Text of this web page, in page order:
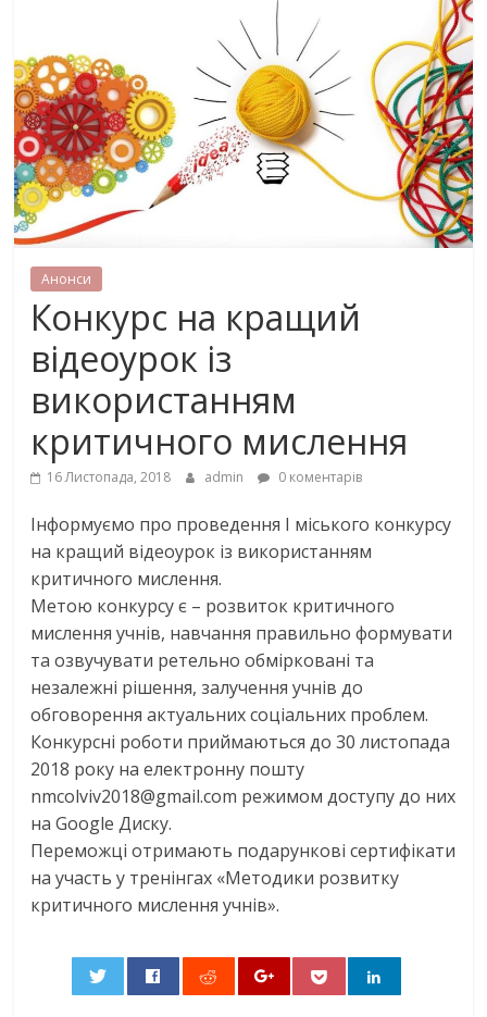
Анонси
Конкурс на кращий
відеоурок із
використанням
критичного мислення
16 Листопада, 2018 admin 0 коментарів
Інформуємо про проведення І міського конкурсу
на кращий відеоурок із використанням
критичного мислення.
Метою конкурсу є – розвиток критичного
мислення учнів, навчання правильно формувати
та озвучувати ретельно обмірковані та
незалежні рішення, залучення учнів до
обговорення актуальних соціальних проблем.
Конкурсні роботи приймаються до 30 листопада
2018 року на електронну пошту
nmcolviv2018@gmail.com режимом доступу до них
на Google Диску.
Переможці отримають подарункові сертифікати
на участь у тренінгах «Методики розвитку
критичного мислення учнів».